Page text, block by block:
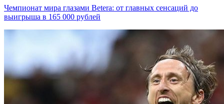
Чемпионат мира глазами Betera: от главных сенсаций до
выигрыша в 165 000 рублей